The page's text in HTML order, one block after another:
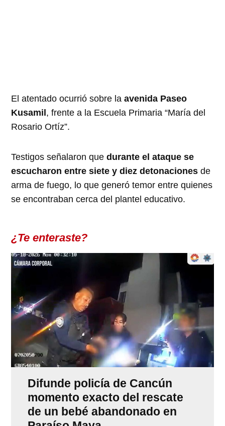
El atentado ocurrió sobre laavenida Paseo
Kusamil, frente a la Escuela Primaria “María del
Rosario Ortíz”.
Testigos señalaron que durante el ataque se
escucharon entre siete y diez detonacionesde
arma de fuego, lo que generó temor entre quienes
se encontraban cerca del plantel educativo.
¿Te enteraste?
Difunde policía de Cancún
momento exacto del rescate
de un bebé abandonado en